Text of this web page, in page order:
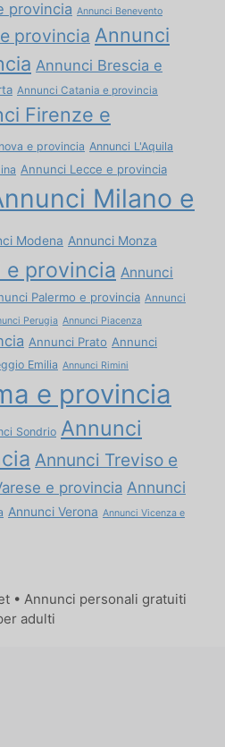
provincia Annunci Benevento
provincia Annunci
Annunci Brescia e
Annunci Catania e provincia
Firenze e
e provincia Annunci L'Aquila
Annunci Lecce e provincia
Milano e
Modena Annunci Monza
e provincia Annunci
Palermo e provincia Annunci
Perugia Annunci Piacenza
Annunci Prato Annunci
Emilia Annunci Rimini
e provincia
Sondrio Annunci
Annunci Treviso e
e provincia Annunci
Annunci Verona Annunci Vicenza e
• Annunci personali gratuiti
adulti